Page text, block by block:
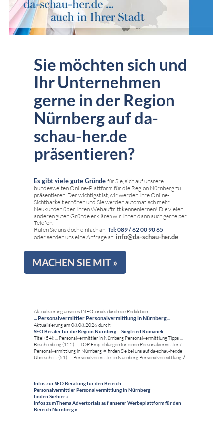
Sie möchten sich und
Ihr Unternehmen
gerne in der Region
Nürnberg auf da-
schau-her.de
präsentieren?
Es gibt viele gute Gründe für Sie, sich auf unsrere
bundesweiten Online-Plattform für die Region Nürnberg zu
präsentieren. Der wichtigst ist, wir werden Ihre Online-
Sichtbarkeit erhöhen und Sie werden automatisch mehr
Neukunden über Ihren Webauftritt kennenlernen! Die vielen
anderen guten Gründe erklären wir Ihnen dann auch gerne per
Telefon.
Rufen Sie uns doch einfach an: Tel: 089 / 62 00 90 65
oder senden uns eine Anfrage an: info@da-schau-her.de
MACHEN SIE MIT »
Aktualisierung unseres INFOtorials durch die Redaktion:
... Personalvermittler Personalvermittlung in Nürnberg ...
Aktualisierung am 08.08.2026 durch:
SEO Berater für die Region Nürnberg ... Siegfried Romanek
Titel (54): ... Personalvermittler in Nürnberg Personalvermittlung Tipps ...
Beschreibung (122): ... TOP Empfehlungen für einen Personalvermittler /
Personalvermittlung in Nürnberg ✶ finden Sie bei uns auf da-schau-her.de
Überschrift (51): ... Personalvermittler in Nürnberg Personalvermittlung √
Infos zur SEO Beratung für den Bereich:
Personalvermittler Personalvermittlung in Nürnberg
finden Sie hier »
Infos zum Thema Advertorials auf unserer Werbeplattform für den
Bereich Nürnberg »